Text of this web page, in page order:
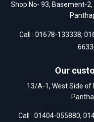
Shop No- 93, Basement-
Call : 01678-133338,
Our
13/A-1, West Side of
Call : 01404-055880,